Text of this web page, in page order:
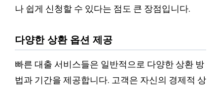
나 쉽게 신청할 수 있다는 점도 큰 장점입니다.
다양한 상환 옵션 제공
빠른 대출 서비스들은 일반적으로 다양한 상환 방
법과 기간을 제공합니다. 고객은 자신의 경제적 상